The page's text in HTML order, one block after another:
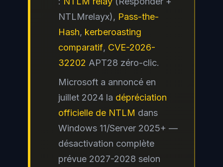
NTLMrelayx), Pass-the-
Hash, kerberoasting
comparatif, CVE-2026-
32202 APT28 zéro-clic.
Microsoft a annoncé en
juillet 2024 la dépréciation
officielle de NTLM dans
Windows 11/Server 2025+ —
désactivation complète
prévue 2027-2028 selon